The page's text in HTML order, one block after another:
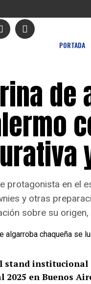
PORTADA
protagonista en el
y otras
sobre su
stand institucional
2025 en Buenos